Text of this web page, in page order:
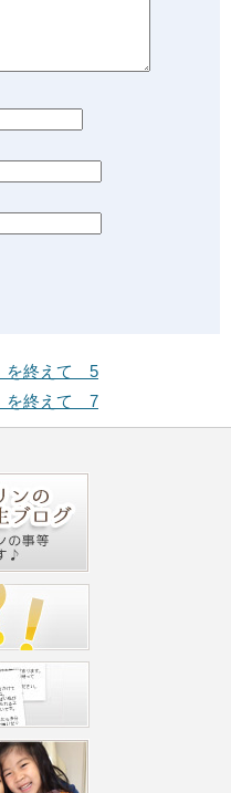
を終えて 5
を終えて 7